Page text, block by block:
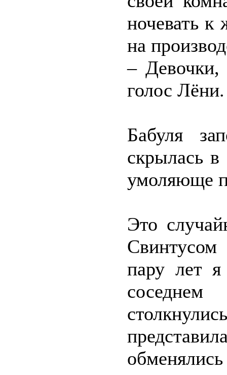
ночевать к
на
– Девочки,
голос Лёни.
Бабуля
скрылась
умоляюще
Это
пару лет
соседнем